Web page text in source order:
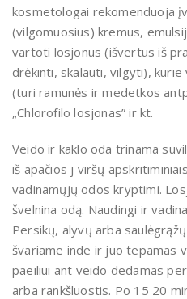
kosmetologai rekomenduoja
(vilgomuosius) kremus,
vartoti losjonus (išvertus iš
drėkinti, skalauti, vilgyti), kurie
(turi ramunės ir medetkos
„Chlorofilo losjonas” ir kt.
Veido ir kaklo oda trinama
iš apačios j viršų
vadinamųjų odos kryptimi.
švelnina odą. Naudingi ir
Persikų, alyvų arba
švariame inde ir juo tepamas
paeiliui ant veido dedamas
arba rankšluostis. Po 15 20